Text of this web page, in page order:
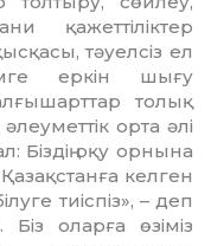
қажеттіліктер
тәуелсіз ел
ер­кін шығу
толық
орта әлі
Біздің оқу орнына
кел­ген
тиіспіз», – деп
оларға өзі­міз